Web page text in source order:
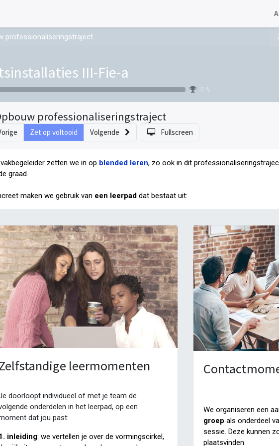
professionaliseringstraject
III-Fie-a
0 %
professionaliseringstraject
Zet op voltooid Volgende Fullscreen
zetten we in op blended leren, zo ook in dit
graad
maken we gebruik van een leerpad dat bestaat uit:
leermomenten
doorloopt individueel of met je team de
onderdelen in het leerpad, op een
dat jou past:
inleiding: we vertellen je over de vormingscirkel,
We organiseren een
groep als onderdeel
sessie. Deze kunnen
plaatsvinden.